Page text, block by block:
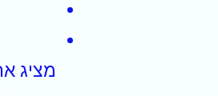
מציג את כל